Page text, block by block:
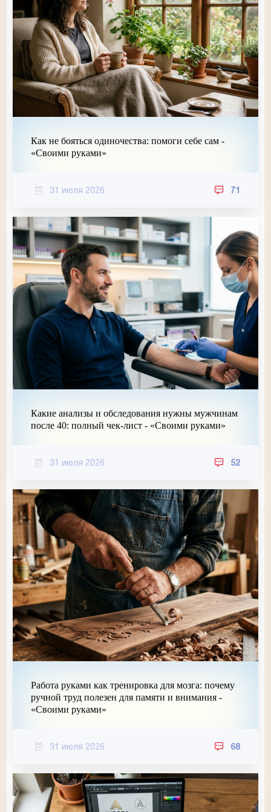
Как не бояться одиночества: помоги себе сам -
«Своими руками»
31 июля 2026 71
Какие анализы и обследования нужны мужчинам
после 40: полный чек-лист - «Своими руками»
31 июля 2026 52
Работа руками как тренировка для мозга: почему
ручной труд полезен для памяти и внимания -
«Своими руками»
31 июля 2026 68